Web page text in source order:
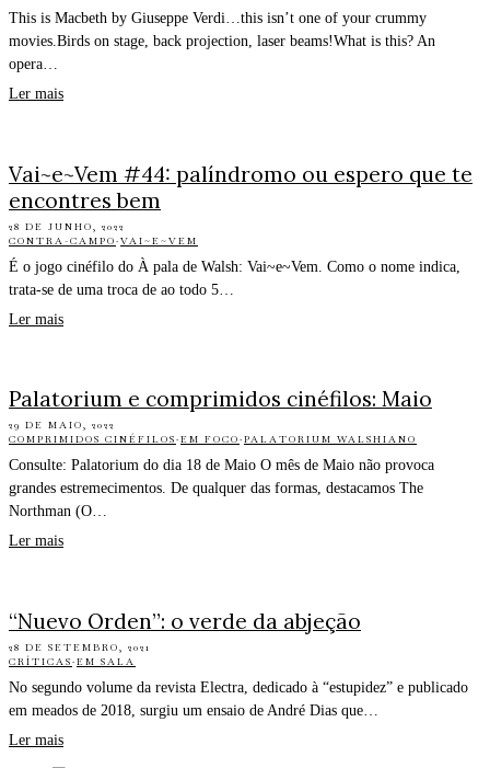
This is Macbeth by Giuseppe Verdi…this isn’t one of your crummy
movies.Birds on stage, back projection, laser beams!What is this? An
opera…
Ler mais
Vai~e~Vem #44: palíndromo ou espero que te
encontres bem
28 DE JUNHO, 2022
CONTRA-CAMPO·VAI~E~VEM
É o jogo cinéfilo do À pala de Walsh: Vai~e~Vem. Como o nome indica,
trata-se de uma troca de ao todo 5…
Ler mais
Palatorium e comprimidos cinéfilos: Maio
29 DE MAIO, 2022
COMPRIMIDOS CINÉFILOS·EM FOCO·PALATORIUM WALSHIANO
Consulte: Palatorium do dia 18 de Maio O mês de Maio não provoca
grandes estremecimentos. De qualquer das formas, destacamos The
Northman (O…
Ler mais
“Nuevo Orden”: o verde da abjeção
28 DE SETEMBRO, 2021
CRÍTICAS·EM SALA
No segundo volume da revista Electra, dedicado à “estupidez” e publicado
em meados de 2018, surgiu um ensaio de André Dias que…
Ler mais